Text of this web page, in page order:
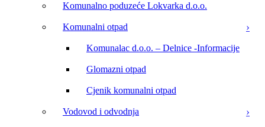
Komunalno poduzeće Lokvarka d.o.o.
Komunalni otpad
Komunalac d.o.o. – Delnice -Informacije
Glomazni otpad
Cjenik komunalni otpad
Vodovod i odvodnja